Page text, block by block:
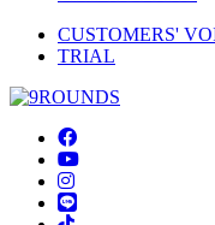
CUSTOMERS'
TRIAL